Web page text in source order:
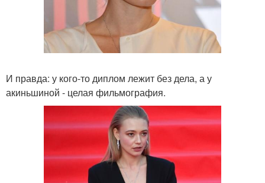
И правда: у кого-то диплом лежит без дела, а у
акиньшиной - целая фильмография.